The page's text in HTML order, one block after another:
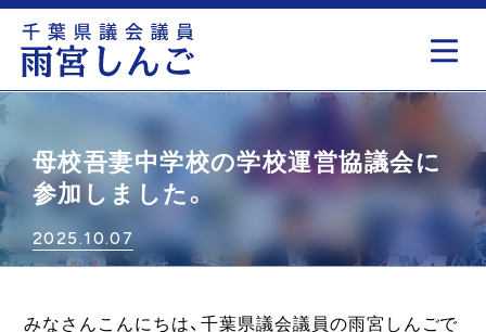
母校吾妻中学校の学校運営協議会に
参加しました。
2025.10.07
みなさんこんにちは、千葉県議会議員の雨宮しんごで